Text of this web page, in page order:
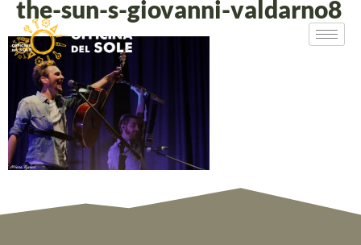
the-sun-s-giovanni-valdarno8